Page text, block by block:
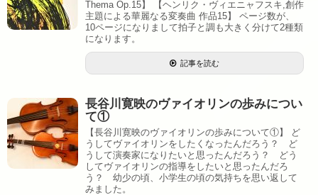
Thema Op.15】 【ヘンリク・ヴィエニャフスキ,創作
主題による華麗なる変奏曲 作品15】 ページ数が、
10ページになりまして拍子と調も大きく分けて2種類
になります。
記事を読む
長谷川寛映のヴァイオリンの歩みについ
て①
【長谷川寛映のヴァイオリンの歩みについて①】 ど
うしてヴァイオリンをしたくなったんだろう？ ど
うして演奏家になりたいと思ったんだろう？ どう
してヴァイオリンの指導をしたいと思ったんだろ
う？ 幼少の頃、小学生の頃の気持ちを思い返して
みました。